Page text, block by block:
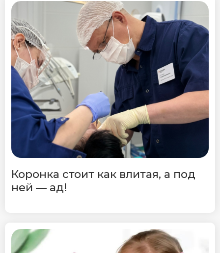
Коронка стоит как влитая, а под
ней — ад!